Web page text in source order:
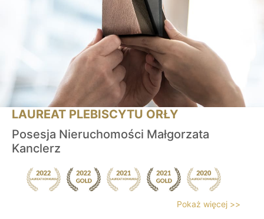
LAUREAT PLEBISCYTU ORŁY
Posesja Nieruchomości Małgorzata
Kanclerz
Pokaż więcej >>